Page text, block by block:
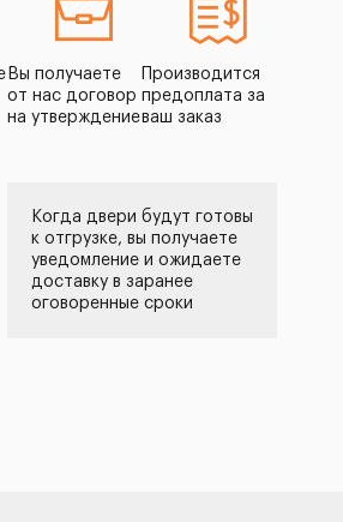
Вы получаете
от нас договор
на утверждение
Производится
предоплата за
ваш заказ
Когда двери будут готовы
к отгрузке, вы получаете
уведомление и ожидаете
доставку в заранее
оговоренные сроки